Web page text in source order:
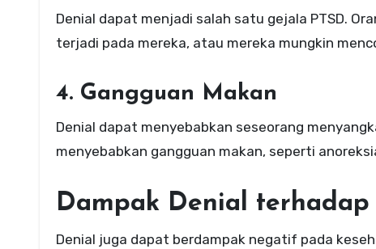
Denial dapat menjadi salah satu gejala PTSD.
terjadi pada mereka, atau mereka mungkin
4. Gangguan Makan
Denial dapat menyebabkan seseorang
menyebabkan gangguan makan, seperti
Dampak Denial terhadap
Denial juga dapat berdampak negatif pada